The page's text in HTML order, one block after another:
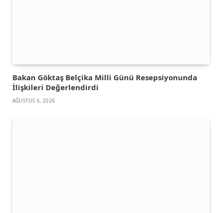
Bakan Göktaş Belçika Milli Günü Resepsiyonunda
İlişkileri Değerlendirdi
AĞUSTOS 6, 2026